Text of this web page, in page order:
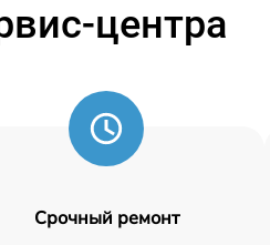
центра
Срочный ремонт